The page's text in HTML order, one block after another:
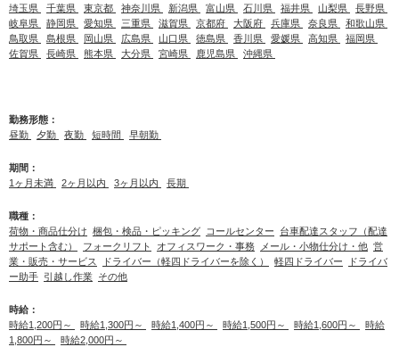
埼玉県
千葉県 東京都 神奈川県 新潟県 富山県 石川県 福井県 山梨県
長野県
岐阜県
静岡県 愛知県 三重県 滋賀県 京都府 大阪府 兵庫県 奈良県
和歌山県
鳥取県
島根県 岡山県 広島県 山口県 徳島県 香川県 愛媛県 高知県
福岡県
佐賀県
長崎県 熊本県 大分県 宮崎県 鹿児島県 沖縄県
勤務形態：
昼勤
夕勤 夜勤 短時間 早朝勤
期間：
1ヶ月未満
2ヶ月以内 3ヶ月以内 長期
職種：
荷物・商品仕分け 梱包・検品・ピッキング コールセンター
台車配達スタッフ（配達
サポート含む）
フォークリフト オフィスワーク・事務 メール・小物仕分け・他 営
業・販売・サービス
ドライバー（軽四ドライバーを除く） 軽四ドライバー
ドライバ
ー助手 引越し作業 その他
時給：
時給1,200円～
時給1,300円～ 時給1,400円～ 時給1,500円～ 時給1,600円～
時給
1,800円～
時給2,000円～